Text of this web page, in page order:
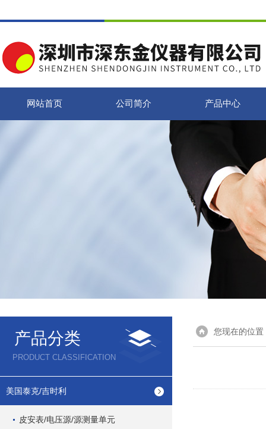
网站首页 公司简介 产品中心
产品分类
PRODUCT CLASSIFICATION
美国泰克/吉时利
皮安表/电压源/源测量单元
您现在的位置